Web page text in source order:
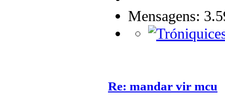
Mensagens:
Re: mandar vir mcu